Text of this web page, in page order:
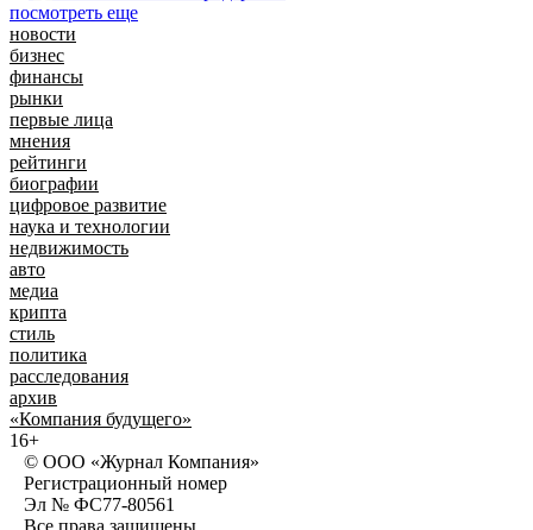
посмотреть еще
новости
бизнес
финансы
рынки
первые лица
мнения
рейтинги
биографии
цифровое развитие
наука и технологии
недвижимость
авто
медиа
крипта
стиль
политика
расследования
архив
«Компания будущего»
16+
© ООО «Журнал Компания»
Регистрационный номер
Эл № ФС77-80561
Все права защищены